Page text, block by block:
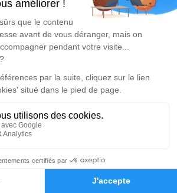
Hommages
dédié à honorer la
FORRÉ.
d’arbre hommage est
en-Retz de Chaumes en